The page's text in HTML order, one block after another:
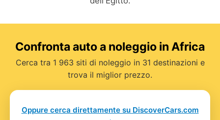
Confronta auto a noleggio in Africa
Cerca tra 1 963 siti di noleggio in 31 destinazioni e
trova il miglior prezzo.
Oppure cerca direttamente su DiscoverCars.com